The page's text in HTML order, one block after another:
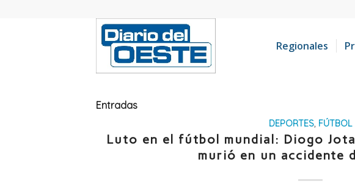
Regionales
Entradas
DEPORTES, FÚTBOL
Luto en el fútbol mundial: Diogo
murió en un accidente